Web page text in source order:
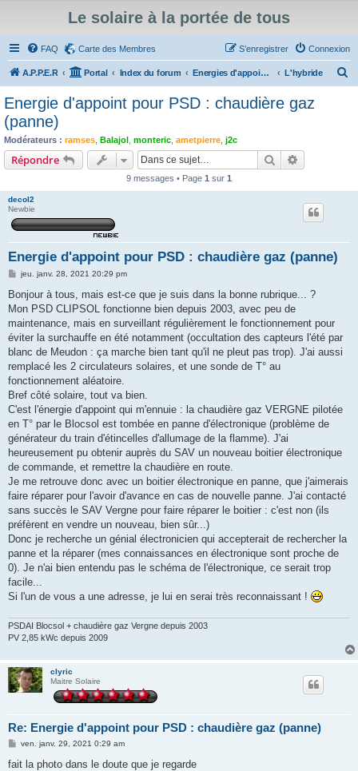
Le solaire à la portée de tous
FAQ Carte des Membres Connexion
S’enregistrer
A.P.P.E.R Portal Index du forum Energies d'appoint au solaire thermique, travaux d'isolation L'hybride
r
Energie d'appoint pour PSD : chaudière gaz
(panne)
Modérateurs : ramses Balajol monteric ametpierre j2c
Répondre Rechercher
9 messages • Page 1 sur 1
decol2
Newbie
Energie d'appoint pour PSD : chaudière gaz (panne)
M
s
a
g
jeu. janv. 28, 2021 20:29 pm
Bonjour à tous, mais est-ce que je suis dans la bonne rubrique... ?
Mon PSD CLIPSOL fonctionne bien depuis 2003, avec peu de
maintenance, mais en surveillant régulièrement le fonctionnement pour
éviter la surchauffe en été notamment (occultation des capteurs l'été par
blanc de Meudon : ça marche bien tant qu'il ne pleut pas trop). J'ai aussi
remplacé les 2 circulateurs solaires, et une sonde de T° au
fonctionnement aléatoire.
Bref côté solaire, tout va bien.
C'est l'énergie d'appoint qui m'ennuie : la chaudière gaz VERGNE pilotée
en T° par le Blocsol est tombée en panne d'électronique (problème de
générateur du train d'étincelles d'allumage de la flamme). J'ai
heureusement pu obtenir auprès du SAV un nouveau boitier électronique
de commande, et remettre la chaudière en route.
Je me retrouve donc avec un boitier électronique en panne, que j'aimerais
faire réparer pour l'avoir d'avance en cas de nouvelle panne. J'ai contacté
sans succès le SAV Vergne pour faire réparer le boitier : c'est non (ils
préfèrent en vendre un nouveau, bien sûr...)
Donc je recherche un génial électronicien qui accepterait de rechercher la
panne et la réparer (mes connaissances en électronique sont proche de
0). Je n'ai bien entendu pas le schéma de l'électronique, ce serait trop
facile...
Si l'un de vous a une adresse, je lui en serai très reconnaissant !
PSDAI Blocsol + chaudière gaz Vergne depuis 2003
PV 2,85 kWc depuis 2009
clyric
Maitre Solaire
Re: Energie d'appoint pour PSD : chaudière gaz (panne)
M
s
ven. janv. 29, 2021 0:29 am
fait la photo dans le doute que je regarde